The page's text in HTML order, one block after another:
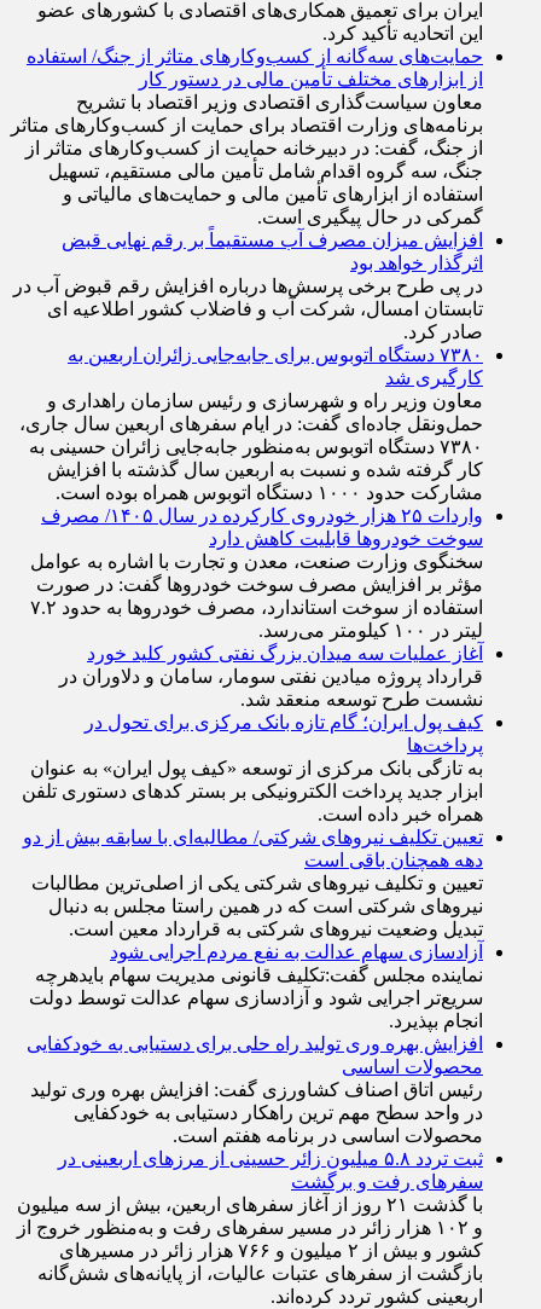
ایران برای تعمیق همکاری‌های اقتصادی با کشورهای عضو
این اتحادیه تأکید کرد.
حمایت‌های سه‌گانه از کسب‌وکارهای متاثر از جنگ/ استفاده
از ابزارهای مختلف تأمین مالی در دستور کار
معاون سیاست‌گذاری اقتصادی وزیر اقتصاد با تشریح
برنامه‌های وزارت اقتصاد برای حمایت از کسب‌وکار‌های متاثر
از جنگ، گفت: در دبیرخانه حمایت از کسب‌وکار‌های متاثر از
جنگ، سه گروه اقدام شامل تأمین مالی مستقیم، تسهیل
استفاده از ابزار‌های تأمین مالی و حمایت‌های مالیاتی و
گمرکی در حال پیگیری است.
افزایش میزان مصرف آب مستقیماً بر رقم نهایی قبض
اثرگذار خواهد بود
در پی طرح برخی پرسش‌ها درباره افزایش رقم قبوض آب در
تابستان امسال، شرکت آب و فاضلاب کشور اطلاعیه ای
صادر کرد.
۷۳۸۰ دستگاه اتوبوس برای جابه‌جایی زائران اربعین به
کارگیری شد
معاون وزیر راه و شهرسازی و رئیس سازمان راهداری و
حمل‌ونقل جاده‌ای گفت: در ایام سفرهای اربعین سال جاری،
۷۳۸۰ دستگاه اتوبوس به‌منظور جابه‌جایی زائران حسینی به‌
کار گرفته شده و نسبت به اربعین سال گذشته با افزایش
مشارکت حدود ۱۰۰۰ دستگاه اتوبوس همراه بوده است.
واردات ۲۵ هزار خودروی کارکرده در سال ۱۴۰۵/ مصرف
سوخت خودرو‌ها قابلیت کاهش دارد
سخنگوی وزارت صنعت، معدن و تجارت با اشاره به عوامل
مؤثر بر افزایش مصرف سوخت خودرو‌ها گفت: در صورت
استفاده از سوخت استاندارد، مصرف خودرو‌ها به حدود ۷.۲
لیتر در ۱۰۰ کیلومتر می‌رسد.
آغاز عملیات سه میدان بزرگ نفتی کشور کلید خورد
قرارداد پروژه میادین نفتی سومار، سامان و دلاوران در
نشست طرح توسعه منعقد شد.
کیف پول ایران؛ گام تازه بانک مرکزی برای تحول در
پرداخت‌ها
به تازگی بانک مرکزی از توسعه «کیف پول ایران» به عنوان
ابزار جدید پرداخت الکترونیکی بر بستر کد‌های دستوری تلفن
همراه خبر داده است.
تعیین تکلیف نیروهای شرکتی/ مطالبه‌ای با سابقه بیش از دو
دهه همچنان باقی است
تعیین و تکلیف نیرو‌های شرکتی یکی از اصلی‌ترین مطالبات
نیرو‌های شرکتی است که در همین راستا مجلس به دنبال
تبدیل وضعیت نیرو‌های شرکتی به قرارداد معین است.
آزادسازی سهام عدالت به نفع مردم اجرایی شود
نماینده مجلس گفت:تکلیف قانونی مدیریت سهام بایدهرچه
سریع‌تر اجرایی شود و آزادسازی سهام عدالت توسط دولت
انجام بپذیرد.
افزایش بهره وری تولید راه حلی برای دستیابی به خودکفایی
محصولات اساسی
رئیس اتاق اصناف کشاورزی گفت: افزایش بهره وری تولید
در واحد سطح مهم ترین راهکار دستیابی به خودکفایی
محصولات اساسی در برنامه هفتم است.
ثبت تردد ۵.۸ میلیون زائر حسینی از مرزهای اربعینی در
سفرهای رفت و برگشت
با گذشت ۲۱ روز از آغاز سفرهای اربعین، بیش از سه میلیون
و ۱۰۲ هزار زائر در مسیر سفرهای رفت و به‌منظور خروج از
کشور و بیش از ۲ میلیون و ۷۶۶ هزار زائر در مسیرهای
بازگشت از سفرهای عتبات عالیات، از پایانه‌های شش‌گانه
اربعینی کشور تردد کرده‌اند.